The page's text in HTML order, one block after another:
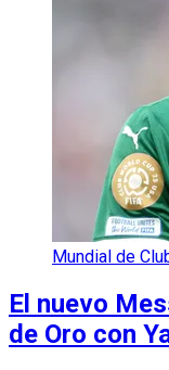
Mundial de
El nuevo
de Oro con